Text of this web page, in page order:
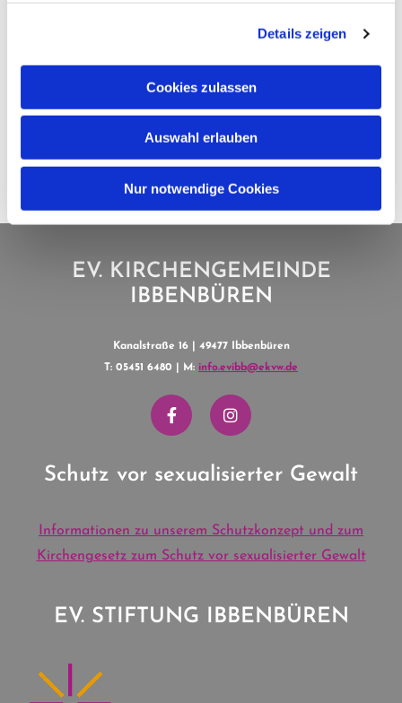
Details zeigen
Cookies zulassen
Auswahl erlauben
Nur notwendige Cookies
EV. KIRCHENGEMEINDE
IBBENBÜREN
Kanalstraße 16 | 49477 Ibbenbüren
T: 05451 6480 | M: info.evibb@ekvw.de
Schutz vor sexualisierter Gewalt
Informationen zu unserem Schutzkonzept und zum
Kirchengesetz zum Schutz vor sexualisierter Gewalt
EV. STIFTUNG IBBENBÜREN